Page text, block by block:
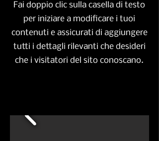
Fai doppio clic sulla casella di testo
per iniziare a modificare i tuoi
contenuti e assicurati di aggiungere
tutti i dettagli rilevanti che desideri
che i visitatori del sito conoscano.